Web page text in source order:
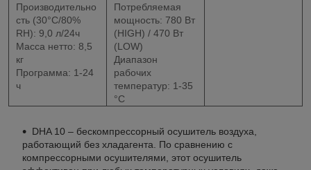
Производительно
сть (30°C/80%
RH): 9,0 л/24ч
Масса нетто: 8,5
кг
Программа: 1-24
ч
Потребляемая
мощность: 780 Вт
(HIGH) / 470 Вт
(LOW)
Диапазон
рабочих
температур: 1-35
°C
DHA 10 – бескомпрессорный осушитель воздуха,
работающий без хладагента. По сравнению с
компрессорными осушителями, этот осушитель